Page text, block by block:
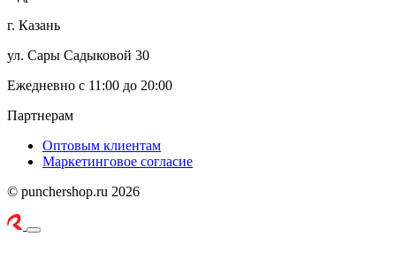
г. Казань
ул. Сары Садыковой 30
Ежедневно с 11:00 до 20:00
Партнерам
Оптовым клиентам
Маркетинговое согласие
© punchershop.ru 2026